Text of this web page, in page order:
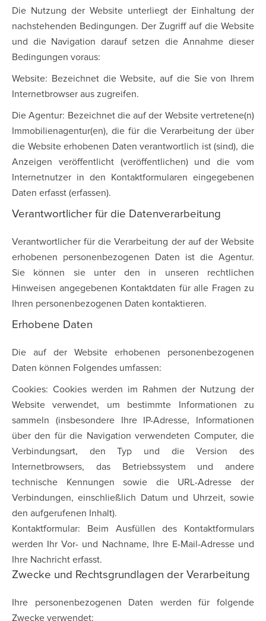
Die Nutzung der Website unterliegt der Einhaltung der
nachstehenden Bedingungen. Der Zugriff auf die Website
und die Navigation darauf setzen die Annahme dieser
Bedingungen voraus:
Website: Bezeichnet die Website, auf die Sie von Ihrem
Internetbrowser aus zugreifen.
Die Agentur: Bezeichnet die auf der Website vertretene(n)
Immobilienagentur(en), die für die Verarbeitung der über
die Website erhobenen Daten verantwortlich ist (sind), die
Anzeigen veröffentlicht (veröffentlichen) und die vom
Internetnutzer in den Kontaktformularen eingegebenen
Daten erfasst (erfassen).
Verantwortlicher für die Datenverarbeitung
Verantwortlicher für die Verarbeitung der auf der Website
erhobenen personenbezogenen Daten ist die Agentur.
Sie können sie unter den in unseren rechtlichen
Hinweisen angegebenen Kontaktdaten für alle Fragen zu
Ihren personenbezogenen Daten kontaktieren.
Erhobene Daten
Die auf der Website erhobenen personenbezogenen
Daten können Folgendes umfassen:
Cookies: Cookies werden im Rahmen der Nutzung der
Website verwendet, um bestimmte Informationen zu
sammeln (insbesondere Ihre IP-Adresse, Informationen
über den für die Navigation verwendeten Computer, die
Verbindungsart, den Typ und die Version des
Internetbrowsers, das Betriebssystem und andere
technische Kennungen sowie die URL-Adresse der
Verbindungen, einschließlich Datum und Uhrzeit, sowie
den aufgerufenen Inhalt).
Kontaktformular: Beim Ausfüllen des Kontaktformulars
werden Ihr Vor- und Nachname, Ihre E-Mail-Adresse und
Ihre Nachricht erfasst.
Zwecke und Rechtsgrundlagen der Verarbeitung
Ihre personenbezogenen Daten werden für folgende
Zwecke verwendet: